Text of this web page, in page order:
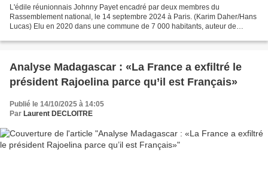
L'édile réunionnais Johnny Payet encadré par deux membres du
Rassemblement national, le 14 septembre 2024 à Paris. (Karim Daher/Hans
Lucas) Elu en 2020 dans une commune de 7 000 habitants, auteur de
Analyse Madagascar : «La France a exfiltré le
président Rajoelina parce qu’il est Français»
Publié le 14/10/2025 à 14:05
Par Laurent DECLOITRE